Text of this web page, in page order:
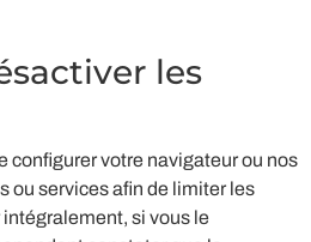
les
configurer votre navigateur ou nos
ou services afin de limiter les
si vous le